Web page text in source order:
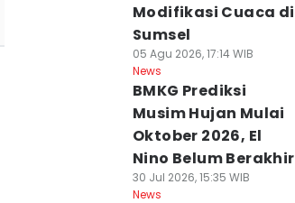
Modifikasi Cuaca di
Sumsel
05 Agu 2026, 17:14 WIB
News
BMKG Prediksi
Musim Hujan Mulai
Oktober 2026, El
Nino Belum Berakhir
30 Jul 2026, 15:35 WIB
News